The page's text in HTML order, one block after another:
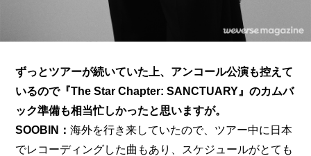
ずっとツアーが続いていた上、アンコール公演も控えて
いるので『The Star Chapter: SANCTUARY』のカムバ
ック準備も相当忙しかったと思いますが。
SOOBIN：海外を行き来していたので、ツアー中に日本
でレコーディングした曲もあり、スケジュールがとても